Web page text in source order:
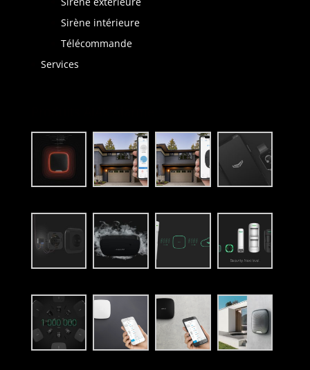
Sirène intérieure
Télécommande
Services